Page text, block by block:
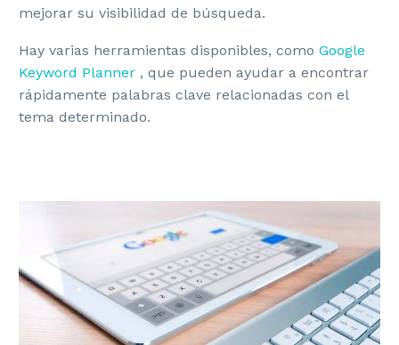
mejorar su visibilidad de búsqueda.
Hay varias herramientas disponibles, como Google
Keyword Planner , que pueden ayudar a encontrar
rápidamente palabras clave relacionadas con el
tema determinado.